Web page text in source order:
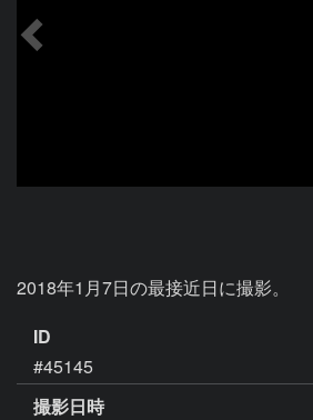
2018年1月7日の最接近日に撮影。
ID
#45145
撮影日時